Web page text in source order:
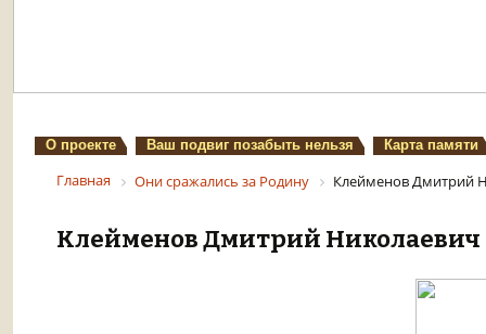
О проекте Ваш подвиг позабыть нельзя Карта памяти
Главная Они сражались за Родину Клейменов Дмитрий
Клейменов Дмитрий Николаевич